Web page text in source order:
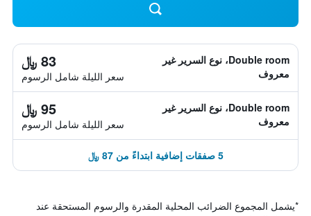
Double room، نوع السرير غير
معروف
83 ﷼
سعر الليلة شامل الرسوم
Double room، نوع السرير غير
معروف
95 ﷼
سعر الليلة شامل الرسوم
5 صفقات إضافية ابتداءً من 87 ﷼
*يشمل المجموع الضرائب المحلية المقدرة والرسوم المستحقة عند